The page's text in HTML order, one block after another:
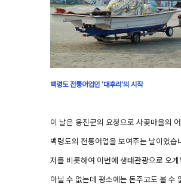
백령도 전통어업인 '대후리'의 시작
이 날은 옹진군의 요청으로 사곶마을의
백령도의 전통어업을 보여주는 날이였습
저를 비롯하여 이번에 생태관광으로 오
아닐 수 없는데 평소에는 돈주고도 볼 수